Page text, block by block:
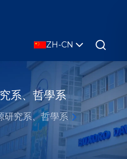
ZH-CN
系、哲學系
研究系、哲學系